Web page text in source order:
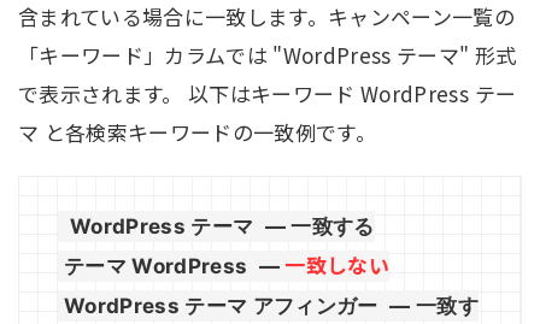
含まれている場合に一致します。キャンペーン一覧の
「キーワード」カラムでは "WordPress テーマ" 形式
で表示されます。 以下はキーワード WordPress テー
マ と各検索キーワードの一致例です。
WordPress テーマ — 一致する
テーマ WordPress — 一致しない
WordPress テーマ アフィンガー — 一致す